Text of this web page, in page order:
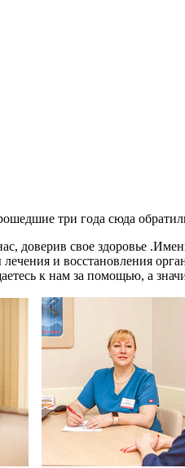
три года сюда
доверив свое здоровье
и восстановления
к нам за помощью, а